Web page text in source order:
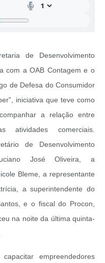
de Desenvolvimento
com a OAB Contagem e o
de Defesa do Consumidor
iniciativa que teve como
a relação entre
atividades comerciais.
de Desenvolvimento
José Oliveira, a
Bleme, a representante
a superintendente do
e o fiscal do Procon,
na noite da última quinta-
empreendedores